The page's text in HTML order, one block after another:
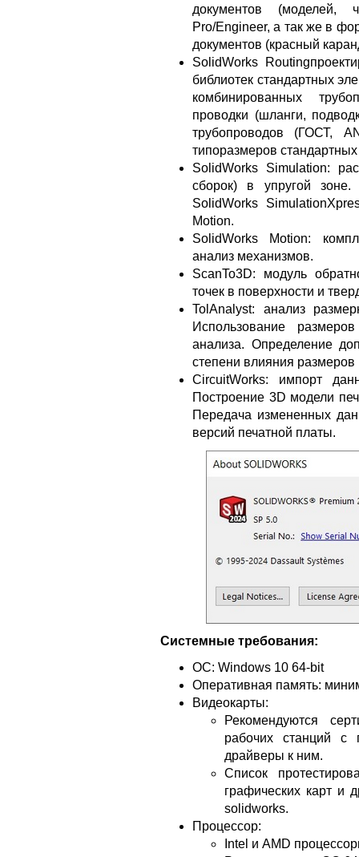
документов (моделей,
Pro/Engineer, а так же в
документов (красный
SolidWorks
библиотек стандартных
комбинированных
проводки (шланги,
трубопроводов (ГОСТ,
типоразмеров
SolidWorks Simulation:
сборок) в упругой
SolidWorks
Motion.
SolidWorks Motion:
анализ механизмов.
ScanTo3D: модуль
точек в поверхности и
TolAnalyst: анализ
Использование
анализа. Определение
степени влияния
CircuitWorks: импорт
Построение 3D модели
Передача измененных
версий печатной платы.
Системные требования:
ОС: Windows 10 64-bit
Оперативная память:
Видеокарты:
Рекомендуются
рабочих станций с
драйверы к ним.
Список
графических карт и
solidworks.
Процессор:
Intel и AMD